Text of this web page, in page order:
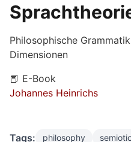
Philosophische
Dimensionen
📕 E-Book
Johannes Heinrichs
Tags: philosophy